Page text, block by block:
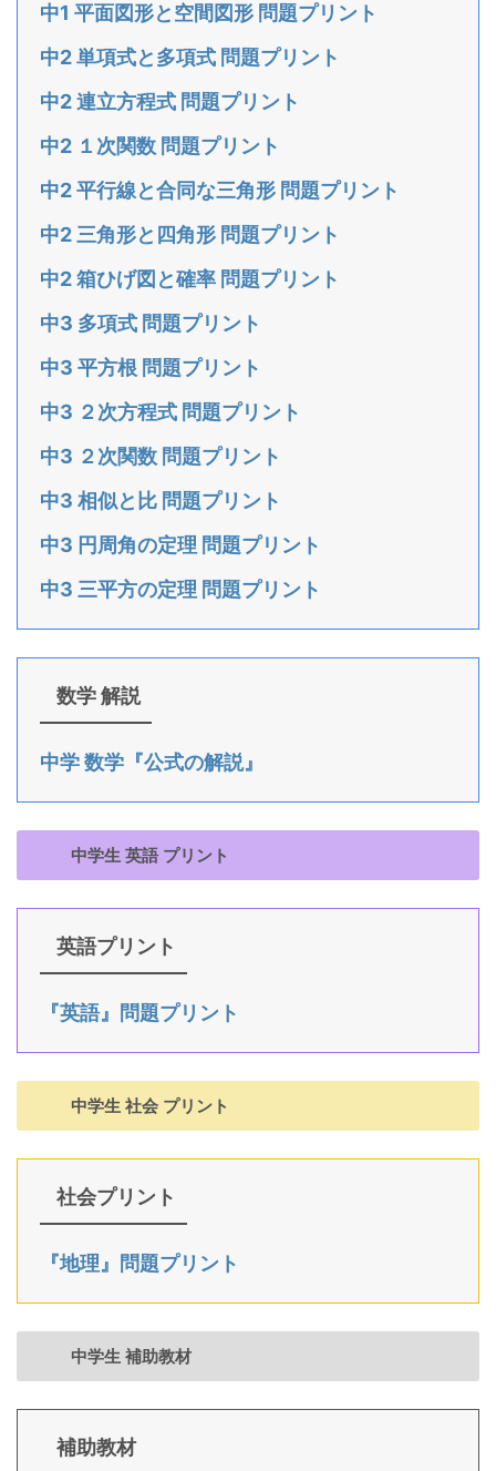
中1 平面図形と空間図形 問題プリント
中2 単項式と多項式 問題プリント
中2 連立方程式 問題プリント
中2 １次関数 問題プリント
中2 平行線と合同な三角形 問題プリント
中2 三角形と四角形 問題プリント
中2 箱ひげ図と確率 問題プリント
中3 多項式 問題プリント
中3 平方根 問題プリント
中3 ２次方程式 問題プリント
中3 ２次関数 問題プリント
中3 相似と比 問題プリント
中3 円周角の定理 問題プリント
中3 三平方の定理 問題プリント
数学 解説
中学 数学『公式の解説』
中学生 英語 プリント
英語プリント
『英語』問題プリント
中学生 社会 プリント
社会プリント
『地理』問題プリント
中学生 補助教材
補助教材